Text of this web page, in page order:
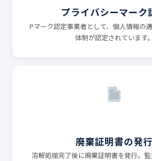
プライバシーマーク
Pマーク認定事業者として、個人情報の
体制が認定されています。
廃棄証明書の発行
溶解処理完了後に廃棄証明書を発行。